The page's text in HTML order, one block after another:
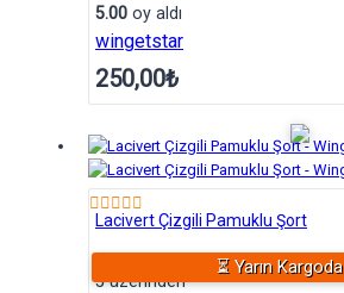
5.00 oy aldı
wingetstar
250,00₺
⏳ Yarın Kargoda
Lacivert Çizgili Pamuklu Şort
5 üzerinden